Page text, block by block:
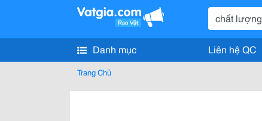
Danh mục Liên hệ QC
Trang Chủ